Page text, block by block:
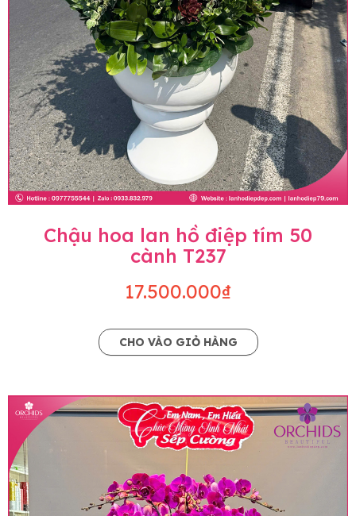
Chậu hoa lan hồ điệp tím 50
cành T237
17.500.000₫
CHO VÀO GIỎ HÀNG